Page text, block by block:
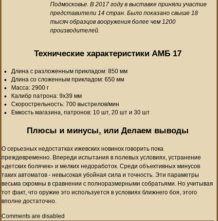
Подмосковье. В 2017 году в выставке приняли участие
представители 14 стран. Было показано свыше 18
тысяч образцов вооружения более чем 1200
производителей.
Технические характеристики АМБ 17
Длина с разложенным прикладом: 850 мм
Длина со сложенным прикладом: 650 мм
Масса: 2900 г
Калибр патрона: 9х39 мм
Скорострельность: 700 выстрелов/мин
Емкость магазина, патронов: 10 шт, 20 шт и 30 шт
Плюсы и минусы, или Делаем выводы
О серьезных недостатках ижевских новинок говорить пока
преждевременно. Впереди испытания в полевых условиях, устранение
«детских болячек» и мелких недоработок. Среди объективных минусов
таких автоматов - невысокая убойная сила и точность. Эти параметры
весьма скромны в сравнении с полноразмерными собратьями. Но учитывая
тот факт, что оружие это используется в условиях ближнего боя, этого
вполне достаточно.
Comments are disabled